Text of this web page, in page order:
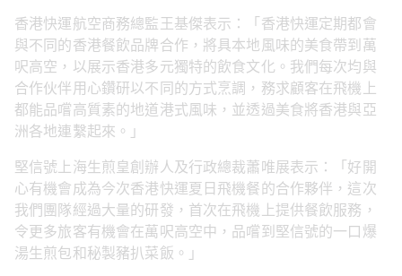
香港快運航空商務總監王基傑表示：「香港快運定期都會
與不同的香港餐飲品牌合作，將具本地風味的美食帶到萬
呎高空，以展示香港多元獨特的飲食文化。我們每次均與
合作伙伴用心鑽研以不同的方式烹調，務求顧客在飛機上
都能品嚐高質素的地道港式風味，並透過美食將香港與亞
洲各地連繫起來。」
堅信號上海生煎皇創辦人及行政總裁蕭唯展表示：「好開
心有機會成為今次香港快運夏日飛機餐的合作夥伴，這次
我們團隊經過大量的研發，首次在飛機上提供餐飲服務，
令更多旅客有機會在萬呎高空中，品嚐到堅信號的一口爆
湯生煎包和秘製豬扒菜飯。」